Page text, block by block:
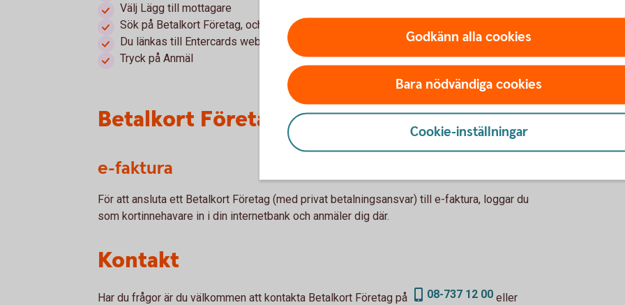
Välj Lägg till mottagare
Sök på Betalkort Företag, och välj sedan kortet
Du länkas till Entercards webbplats
Tryck på Anmäl
Betalkort Företag - privat betalningsansvar
e-faktura
För att ansluta ett Betalkort Företag (med privat betalningsansvar) till e-faktura, loggar du
som kortinnehavare in i din internetbank och anmäler dig där.
Kontakt
Har du frågor är du välkommen att kontakta Betalkort Företag på 08-737 12 00 eller
Godkänn alla cookies
Bara nödvändiga cookies
Cookie-inställningar